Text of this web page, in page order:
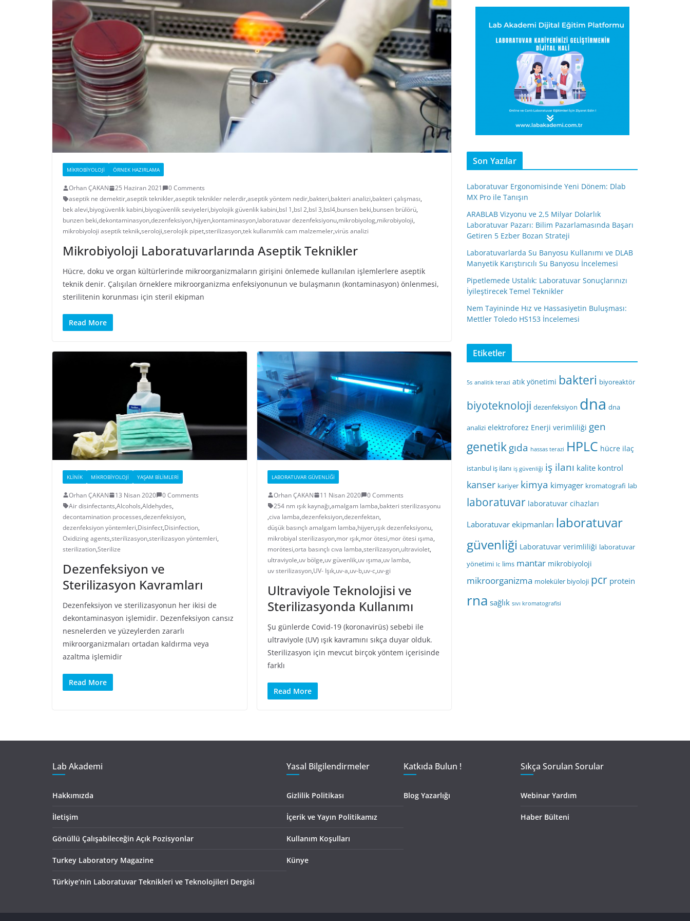
MIKROBIYOLOJI ÖRNEK HAZIRLAMA
Orhan ÇAKAN 25 Haziran 2021
0 Comments
aseptik ne demektir,aseptik teknikler,aseptik teknikler nelerdir,aseptik yöntem nedir,bakteri,bakteri analizi,bakteri çalışması,
bek alevi,biyogüvenlik kabini,biyogüvenlik seviyeleri,biyolojik güvenlik kabini,bsl 1,bsl 2,bsl 3,bsl4,bunsen beki,bunsen brülörü,
bunzen beki,dekontaminasyon,dezenfeksiyon,hijyen,kontaminasyon,laboratuvar dezenfeksiyonu,mikrobiyolog,mikrobiyoloji,
mikrobiyoloji aseptik teknik,seroloji,serolojik pipet,sterilizasyon,tek kullanımlık cam malzemeler,virüs analizi
Mikrobiyoloji Laboratuvarlarında Aseptik Teknikler
Hücre, doku ve organ kültürlerinde mikroorganizmaların girişini önlemede kullanılan işlemlerlere aseptik
teknik denir. Çalışılan örneklere mikroorganizma enfeksiyonunun ve bulaşmanın (kontaminasyon) önlenmesi,
sterilitenin korunması için steril ekipman
Read More
KLINIK MIKROBIYOLOJI YAŞAM BILIMLERI
Orhan ÇAKAN 13 Nisan 2020
0 Comments
Air disinfectants,Alcohols,Aldehydes,
decontamination processes,dezenfeksiyon,
dezenfeksiyon yöntemleri,Disinfect,Disinfection,
Oxidizing agents,sterilizasyon,sterilizasyon yöntemleri,
sterilization,Sterilize
Dezenfeksiyon ve
Sterilizasyon Kavramları
Dezenfeksiyon ve sterilizasyonun her ikisi de
dekontaminasyon işlemidir. Dezenfeksiyon cansız
nesnelerden ve yüzeylerden zararlı
mikroorganizmaları ortadan kaldırma veya
azaltma işlemidir
Read More
LABORATUVAR GÜVENLIĞI
Orhan ÇAKAN 11 Nisan 2020
0 Comments
254 nm ışık kaynağı,amalgam lamba,bakteri sterilizasyonu
,civa lamba,dezenfeksiyon,dezenfektan,
düşük basınçlı amalgam lamba,hijyen,ışık dezenfeksiyonu,
mikrobiyal sterilizasyon,mor ışık,mor ötesi,mor ötesi ışıma,
morötesi,orta basınçlı cıva lamba,sterilizasyon,ultraviolet,
ultraviyole,uv bölge,uv güvenlik,uv ışıma,uv lamba,
uv sterilizasyon,UV- Işık,uv-a,uv-b,uv-c,uv-gi
Ultraviyole Teknolojisi ve
Sterilizasyonda Kullanımı
Şu günlerde Covid-19 (koronavirüs) sebebi ile
ultraviyole (UV) ışık kavramını sıkça duyar olduk.
Sterilizasyon için mevcut birçok yöntem içerisinde
farklı
Read More
Son Yazılar
Laboratuvar Ergonomisinde Yeni Dönem: Dlab
MX Pro ile Tanışın
ARABLAB Vizyonu ve 2,5 Milyar Dolarlık
Laboratuvar Pazarı: Bilim Pazarlamasında Başarı
Getiren 5 Ezber Bozan Strateji
Laboratuvarlarda Su Banyosu Kullanımı ve DLAB
Manyetik Karıştırıcılı Su Banyosu İncelemesi
Pipetlemede Ustalık: Laboratuvar Sonuçlarınızı
İyileştirecek Temel Teknikler
Nem Tayininde Hız ve Hassasiyetin Buluşması:
Mettler Toledo HS153 İncelemesi
Etiketler
5s analitik terazi atık yönetimi bakteri biyoreaktör
biyoteknoloji dezenfeksiyon dna dna
analizi elektroforez Enerji verimliliği gen
genetikgıda hassas terazi HPLC hücre ilaç
istanbul iş ilanı iş güvenliği iş ilanı kalite kontrol
kanser kariyer kimya kimyager kromatografi lab
laboratuvar laboratuvar cihazları
Laboratuvar ekipmanları laboratuvar
güvenliği Laboratuvar verimliliği laboratuvar
yönetimi lc lims mantar mikrobiyoloji
mikroorganizma moleküler biyoloji pcr protein
rna sağlık sıvı kromatografisi
Lab Akademi
Hakkımızda
İletişim
Gönüllü Çalışabileceğin Açık Pozisyonlar
Turkey Laboratory Magazine
Türkiye’nin Laboratuvar Teknikleri ve Teknolojileri Dergisi
Yasal Bilgilendirmeler
Gizlilik Politikası
İçerik ve Yayın Politikamız
Kullanım Koşulları
Künye
Katkıda Bulun !
Blog Yazarlığı
Sıkça Sorulan Sorular
Webinar Yardım
Haber Bülteni